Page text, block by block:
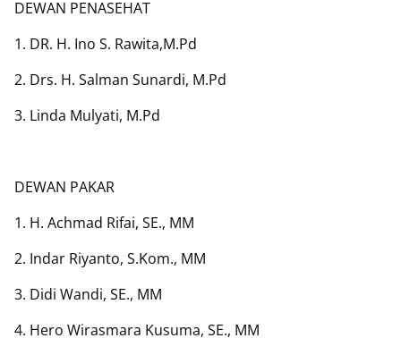
DEWAN PENASEHAT
1. DR. H. Ino S. Rawita,M.Pd
2. Drs. H. Salman Sunardi, M.Pd
3. Linda Mulyati, M.Pd
DEWAN PAKAR
1. H. Achmad Rifai, SE., MM
2. Indar Riyanto, S.Kom., MM
3. Didi Wandi, SE., MM
4. Hero Wirasmara Kusuma, SE., MM